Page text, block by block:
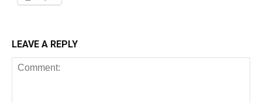
LEAVE A REPLY